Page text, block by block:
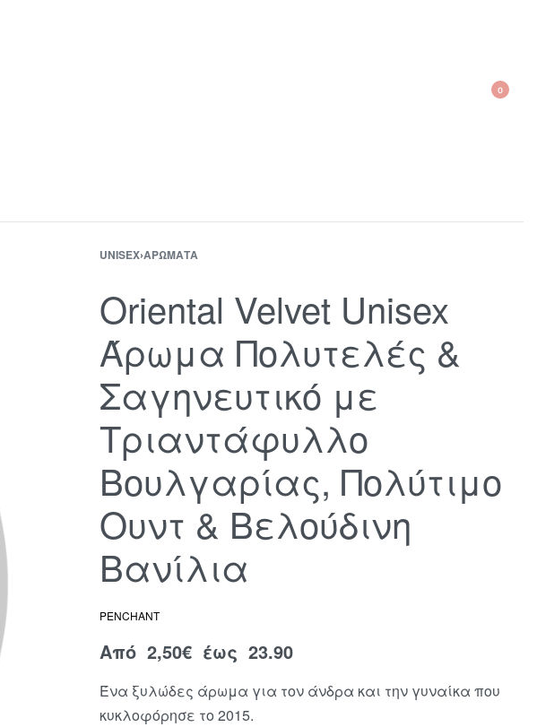
0
UNISEX›ΑΡΏΜΑΤΑ
Oriental Velvet Unisex
Άρωμα Πολυτελές &
Σαγηνευτικό με
Τριαντάφυλλο
Βουλγαρίας, Πολύτιμο
Ουντ & Βελούδινη
Βανίλια
PENCHANT
Από 2,50€έως 23.90
Ένα ξυλώδες άρωμα για τον άνδρα και την γυναίκα που
κυκλοφόρησε το 2015.